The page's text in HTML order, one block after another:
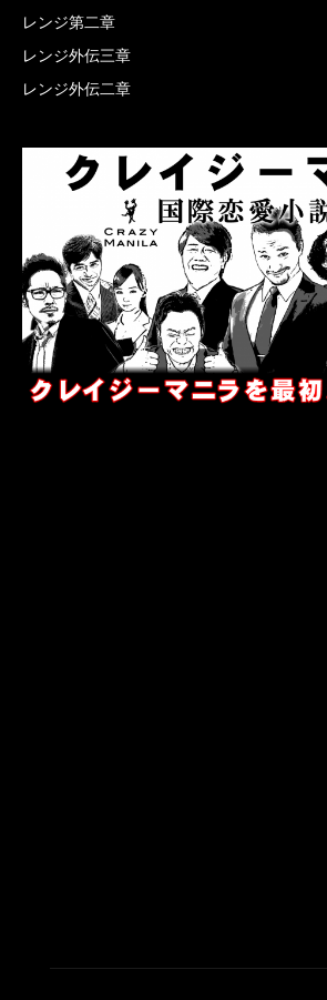
レンジ第二章
レンジ外伝三章
レンジ外伝二章